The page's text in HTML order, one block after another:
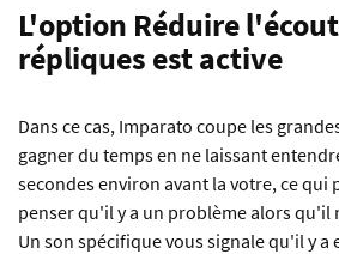
L'option Réduire
répliques est active
Dans ce cas, Imparato coupe les
gagner du temps en ne laissant
secondes environ avant la votre, ce qui
penser qu'il y a un problème alors qu'il
Un son spécifique vous signale qu'il y a